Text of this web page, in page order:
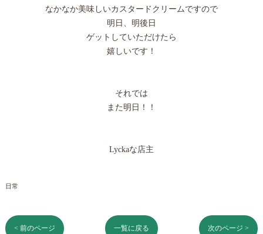
なかなか美味しいカスタードクリームですので
明日、明後日
ゲットしていただけたら
嬉しいです！
それでは
また明日！！
Lyckaな店主
日常
< 前のページ 一覧に戻る 次のページ >